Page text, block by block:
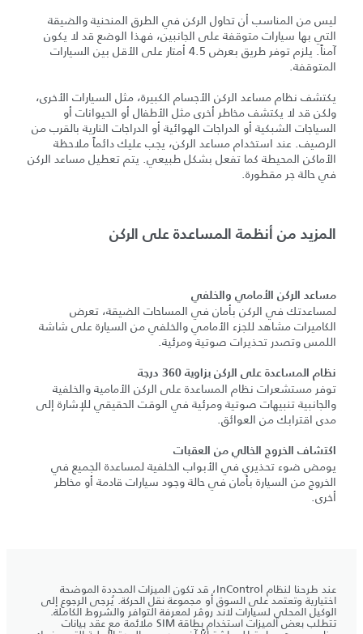
ليس من المناسب أن تحاول الركن في الطرق المنحنية والضيقة
التي بها سيارات متوقفة على الجانبين، فهذا الوضع قد لا يكون
آمناً. يلزم توفر طريق بعرض 4.5 أمتار على الأقل بين السيارات
المتوقفة.
يكتشف نظام مساعد الركن الأجسام الكبيرة، مثل السيارات الأخرى،
ولكن قد لا يكتشف مخاطر أخرى مثل الأطفال أو الحيوانات أو
السياجات الشبكية أو الدراجات الهوائية أو الدراجات النارية بالقرب من
الرصيف. عند استخدام مساعد الركن، يجب عليك دائماً ملاحظة
الأماكن المحيطة كما تفعل بشكل طبيعي. يتم تعطيل مساعد الركن
في حالة جر مقطورة.
المزيد من أنظمة المساعدة على الركن
مساعد الركن الأمامي والخلفي
لمساعدتك في الركن بأمان في المساحات الضيقة، تعرض
الكاميرات مشاهد للجزء الأمامي والخلفي من السيارة على شاشة
اللمس وتصدر تحذيرات صوتية ومرئية.
نظام المساعدة على الركن بزاوية 360 درجة
توفر مستشعرات نظام المساعدة على الركن الأمامية والخلفية
والجانبية تنبيهات صوتية ومرئية في الوقت الحقيقي للإشارة إلى
مدى اقترابك من العوائق.
اكتشاف الخروج الخالي من العقبات
يومض ضوء تحذيري في الأبواب الخلفية لمساعدة الجميع في
الخروج من السيارة بأمان في حالة وجود سيارات قادمة أو مخاطر
أخرى.
عند طرحنا لنظام InControl، قد تكون الميزات المحددة الموضحة
اختيارية وتعتمد على السوق أو مجموعة نقل الحركة. يُرجى الرجوع إلى
الوكيل المحلي لسيارات لاند روڤر لمعرفة التوافر والشروط الكاملة.
تتطلب بعض الميزات استخدام بطاقة SIM ملائمة مع عقد بيانات